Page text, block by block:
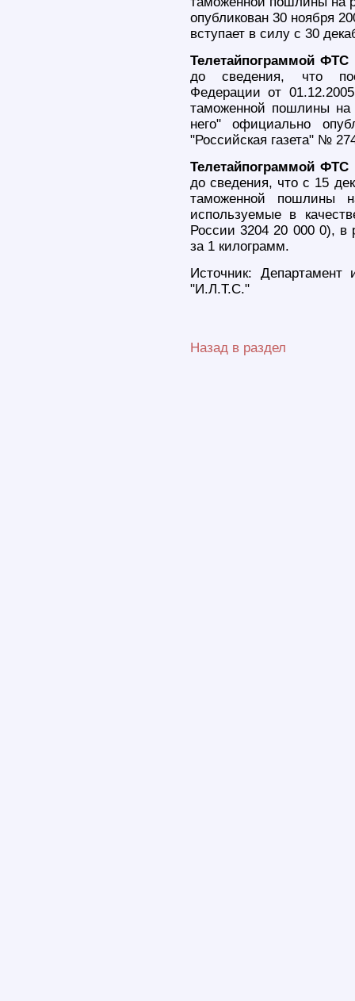
опубликован 30 ноября
вступает в силу с 30
Телетайпограммой
до сведения, что
Федерации от
таможенной пошлины на
него" официально
"Российская газета" №
Телетайпограммой
до сведения, что с 15
таможенной пошлины
используемые в
России 3204 20 000 0), в
за 1 килограмм.
Источник:
"И.Л.Т.С."
Назад в раздел